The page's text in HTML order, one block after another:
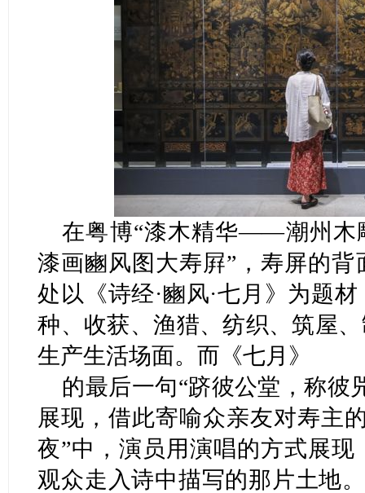
在粤博“漆木精华——潮州木
漆画豳风图大寿屛”，寿屏的
处以《诗经·豳风·七月》为题
种、收获、渔猎、纺织、筑屋
生产生活场面。而《七月》
的最后一句“跻彼公堂，称彼
展现，借此寄喻众亲友对寿主
夜”中，演员用演唱的方式展
观众走入诗中描写的那片土地